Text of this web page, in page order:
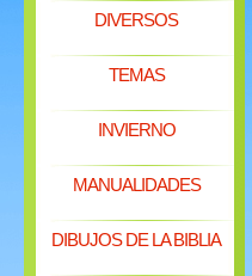
DIVERSOS
TEMAS
INVIERNO
MANUALIDADES
DIBUJOS DE LA BIBLIA